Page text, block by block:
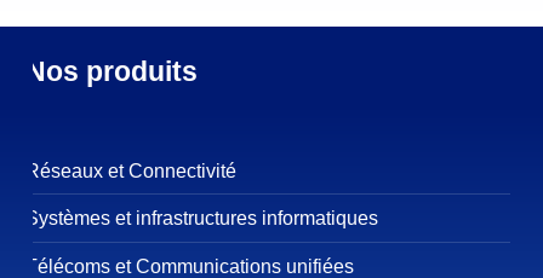
Nos produits
Réseaux et Connectivité
Systèmes et infrastructures informatiques
Télécoms et Communications unifiées